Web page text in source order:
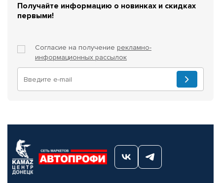
Получайте информацию о новинках и скидках
первыми!
Согласие на получение рекламно-
информационных рассылок